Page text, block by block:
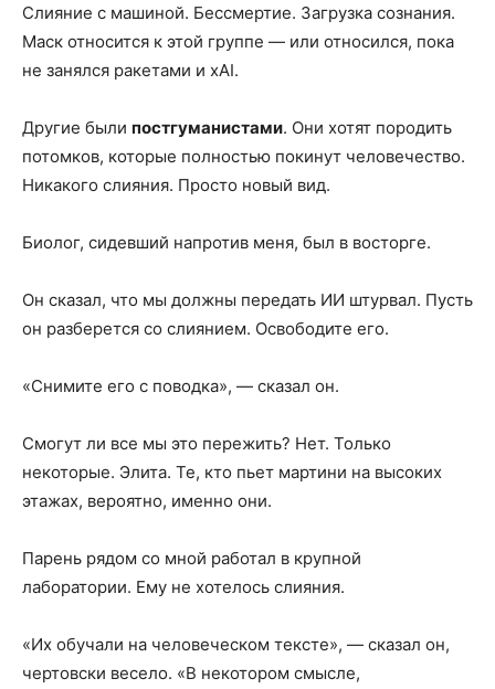
Слияние с машиной. Бессмертие. Загрузка сознания.
Маск относится к этой группе — или относился, пока
не занялся ракетами и xAI.
Другие были постгуманистами. Они хотят породить
потомков, которые полностью покинут человечество.
Никакого слияния. Просто новый вид.
Биолог, сидевший напротив меня, был в восторге.
Он сказал, что мы должны передать ИИ штурвал. Пусть
он разберется со слиянием. Освободите его.
«Снимите его с поводка», — сказал он.
Смогут ли все мы это пережить? Нет. Только
некоторые. Элита. Те, кто пьет мартини на высоких
этажах, вероятно, именно они.
Парень рядом со мной работал в крупной
лаборатории. Ему не хотелось слияния.
«Их обучали на человеческом тексте», — сказал он,
чертовски весело. «В некотором смысле,